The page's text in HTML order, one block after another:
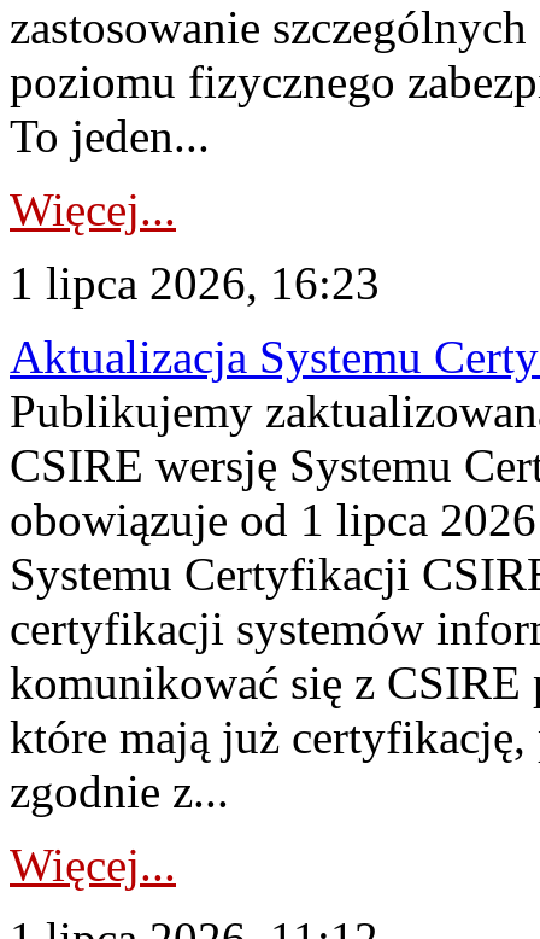
zastosowanie
poziomu fizycznego
To jeden...
Więcej...
1 lipca 2026, 16:23
Aktualizacja Systemu
Publikujemy
CSIRE wersję Systemu
obowiązuje od 1 lipca
Systemu Certyfikacji
certyfikacji systemów
komunikować się z
które mają już
zgodnie z...
Więcej...